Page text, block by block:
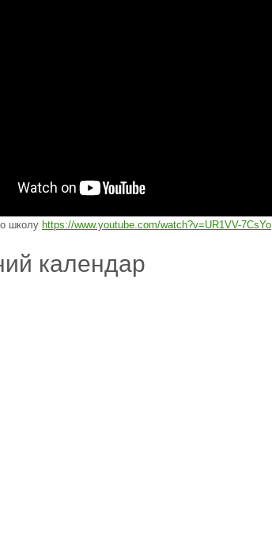
школу https://www.youtube.com/watch?v=UR1VV-7CsYo
календар